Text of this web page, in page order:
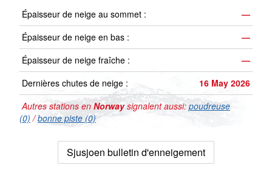
Épaisseur de neige au sommet :
—
Épaisseur de neige en bas :
—
Épaisseur de neige fraîche :
—
Dernières chutes de neige :
16 May 2026
Autres stations en Norwaysignalent aussi: poudreuse
(0) /bonne piste (0)
Sjusjoen bulletin d'enneigement